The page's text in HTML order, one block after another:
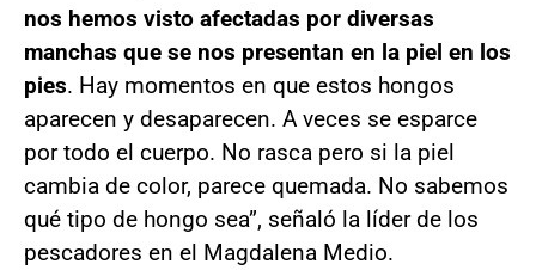
nos hemos visto afectadas por diversas
manchas que se nos presentan en la piel en los
pies. Hay momentos en que estos hongos
aparecen y desaparecen. A veces se esparce
por todo el cuerpo. No rasca pero si la piel
cambia de color, parece quemada. No sabemos
qué tipo de hongo sea”, señaló la líder de los
pescadores en el Magdalena Medio.